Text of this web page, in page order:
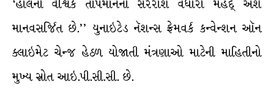
‘હાલનો વૈશ્વિક તાપમાનનો સરેરાશ વધારો મહદ્ અંશે
માનવસર્જિત છે.’’ યુનાઇટેડ નૅશન્સ ફ્રેમવર્ક કન્વેન્શન ઑન
ક્લાઇમેટ ચેન્જ હેઠળ યોજાતી મંત્રણાઓ માટેની માહિતીનો
મુખ્ય સ્રોત આઇ.પી.સી.સી. છે.